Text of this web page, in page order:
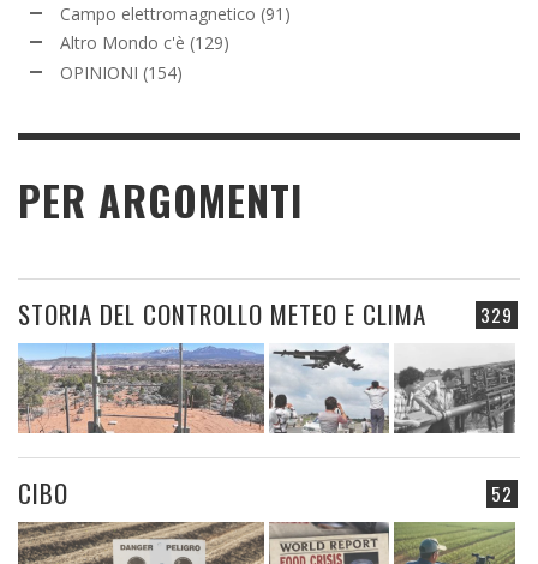
Campo elettromagnetico (91)
Altro Mondo c'è (129)
OPINIONI (154)
PER ARGOMENTI
329
STORIA DEL CONTROLLO METEO E CLIMA
52
CIBO